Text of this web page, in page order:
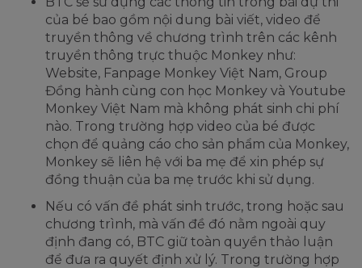
của bé bao gồm nội dung bài viết, video để
truyền thông về chương trình trên các kênh
truyền thông trực thuộc Monkey như:
Website, Fanpage Monkey Việt Nam, Group
Đồng hành cùng con học Monkey và Youtube
Monkey Việt Nam mà không phát sinh chi phí
nào. Trong trường hợp video của bé được
chọn để quảng cáo cho sản phẩm của Monkey,
Monkey sẽ liên hệ với ba mẹ để xin phép sự
đồng thuận của ba mẹ trước khi sử dụng.
Nếu có vấn đề phát sinh trước, trong hoặc sau
chương trình, mà vấn đề đó nằm ngoài quy
định đang có, BTC giữ toàn quyền thảo luận
để đưa ra quyết định xử lý. Trong trường hợp